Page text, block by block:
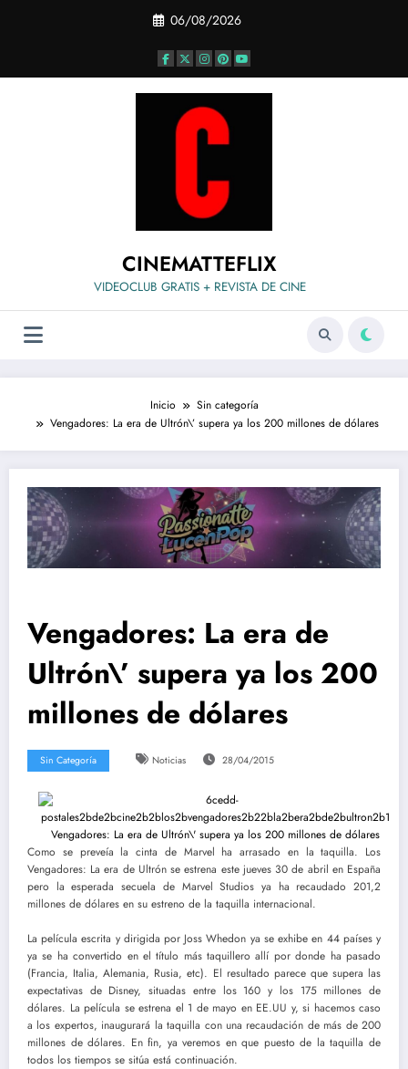
06/08/2026
CINEMATTEFLIX
VIDEOCLUB GRATIS + REVISTA DE CINE
Inicio
Sin categoría
Vengadores: La era de Ultrón\’ supera ya los 200 millones de dólares
Vengadores: La era de
Ultrón\’ supera ya los 200
millones de dólares
Sin Categoría Noticias 28/04/2015
Como se preveía la cinta de Marvel ha arrasado en la taquilla. Los
Vengadores: La era de Ultrón se estrena este jueves 30 de abril en España
pero la esperada secuela de Marvel Studios ya ha recaudado 201,2
millones de dólares en su estreno de la taquilla internacional.
La película escrita y dirigida por Joss Whedon ya se exhibe en 44 países y
ya se ha convertido en el título más taquillero allí por donde ha pasado
(Francia, Italia, Alemania, Rusia, etc). El resultado parece que supera las
expectativas de Disney, situadas entre los 160 y los 175 millones de
dólares. La película se estrena el 1 de mayo en EE.UU y, si hacemos caso
a los expertos, inaugurará la taquilla con una recaudación de más de 200
millones de dólares. En fin, ya veremos en que puesto de la taquilla de
todos los tiempos se sitúa está continuación.